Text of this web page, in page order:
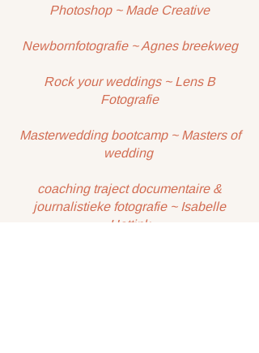
Photoshop ~ Made Creative
Newbornfotografie ~ Agnes breekweg
Rock your weddings ~ Lens B
Fotografie
Masterwedding bootcamp ~ Masters of
wedding
coaching traject documentaire &
journalistieke fotografie ~ Isabelle
Hattink